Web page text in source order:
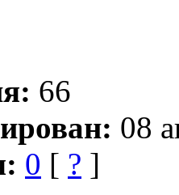
66
08
0 [ ? ]